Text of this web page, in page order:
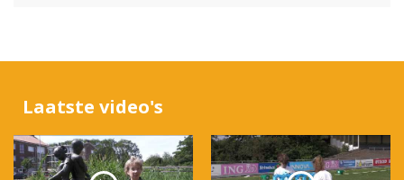
Laatste video's